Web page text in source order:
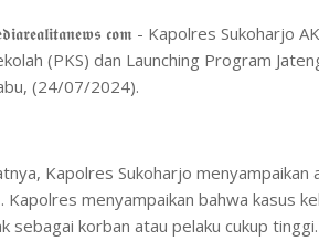
𝖈𝖔𝖒 - Kapolres
(PKS) dan Launching Program
(24/07/2024).
Kapolres Sukoharjo
Kapolres menyampaikan bahwa kasus
sebagai korban atau pelaku cukup tinggi.